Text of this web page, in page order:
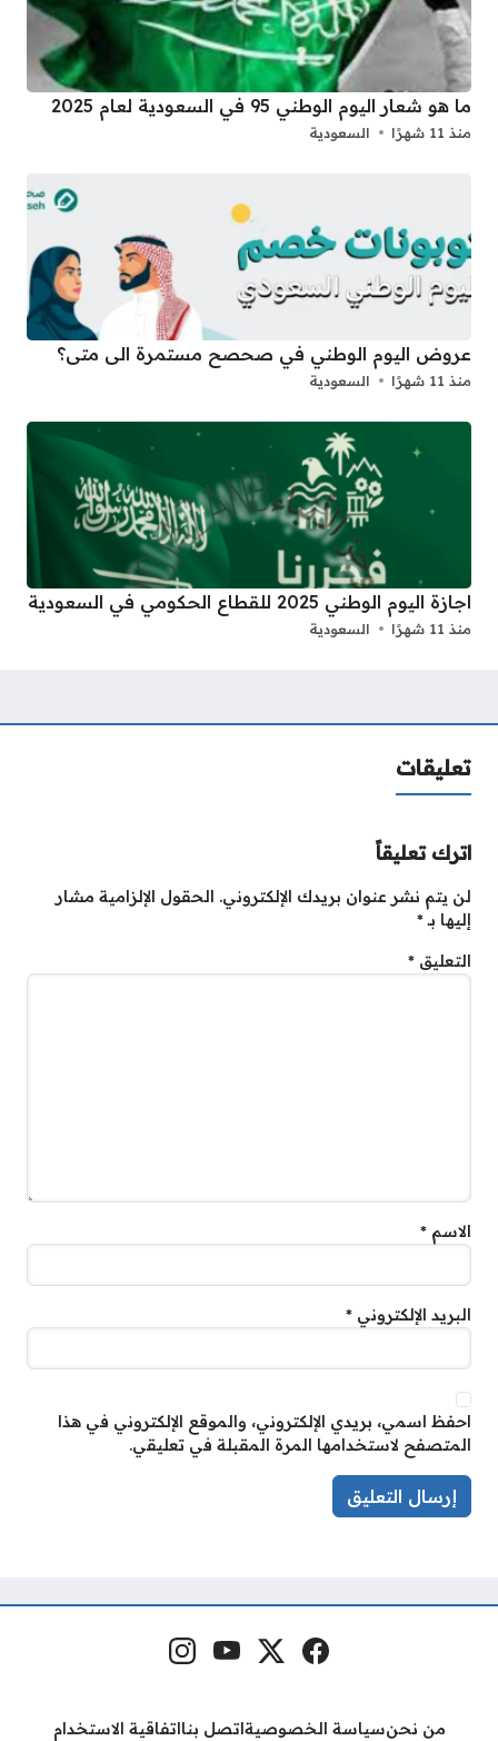
ما هو شعار اليوم الوطني 95 في السعودية لعام 2025
منذ 11 شهرًا السعودية
عروض اليوم الوطني في صحصح مستمرة الى متى؟
منذ 11 شهرًا السعودية
اجازة اليوم الوطني 2025 للقطاع الحكومي في السعودية
منذ 11 شهرًا السعودية
تعليقات
اترك تعليقاً
لن يتم نشر عنوان بريدك الإلكتروني. الحقول الإلزامية مشار
إليها بـ*
التعليق *
الاسم *
البريد الإلكتروني *
احفظ اسمي، بريدي الإلكتروني، والموقع الإلكتروني في هذا
المتصفح لاستخدامها المرة المقبلة في تعليقي.
مواقع التواصل فيسبوكمنصة إكس
يوتيوبإنستغرام
من نحنسياسة الخصوصية اتصل بنا اتفاقية الاستخدام